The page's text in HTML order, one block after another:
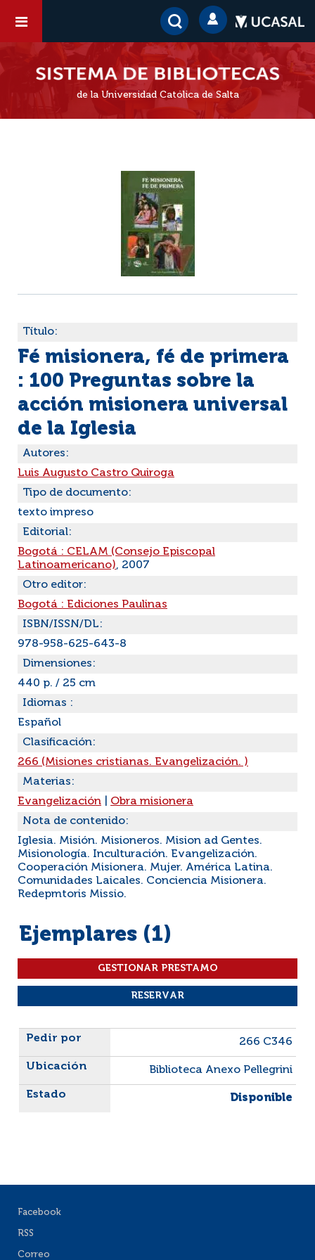
de la Universidad Católica de Salta
Título:
Fé misionera, fé de primera
: 100 Preguntas sobre la
acción misionera universal
de la Iglesia
Autores:
Luis Augusto Castro Quiroga
Tipo de documento:
texto impreso
Editorial:
Bogotá : CELAM (Consejo Episcopal
Latinoamericano), 2007
Otro editor:
Bogotá : Ediciones Paulinas
ISBN/ISSN/DL:
978-958-625-643-8
Dimensiones:
440 p. / 25 cm
Idiomas :
Español
Clasificación:
266 (Misiones cristianas. Evangelización. )
Materias:
Evangelización
Obra misionera
Nota de contenido:
Iglesia. Misión. Misioneros. Mision ad Gentes.
Misionología. Inculturación. Evangelización.
Cooperación Misionera. Mujer. América Latina.
Comunidades Laicales. Conciencia Misionera.
Redepmtoris Missio.
Ejemplares (1)
Liste des exemplaires
266 C346
Biblioteca Anexo Pellegrini
Disponible
Facebook
RSS
Correo